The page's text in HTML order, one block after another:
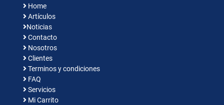
Home
Artículos
Noticias
Contacto
Nosotros
Clientes
Terminos y condiciones
FAQ
Servicios
Mi Carrito